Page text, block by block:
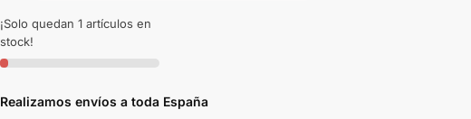
¡Solo quedan 1 artículos en
stock!
Realizamos envíos a toda España